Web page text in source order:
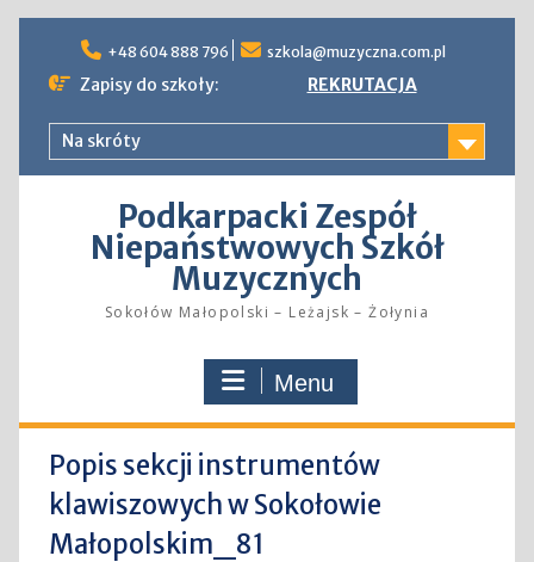
content
+48 604 888 796 szkola@muzyczna.com.pl
Zapisy do szkoły: REKRUTACJA
Na skróty
Podkarpacki Zespół
Niepaństwowych Szkół
Muzycznych
Sokołów Małopolski – Leżajsk – Żołynia
Menu
Popis sekcji instrumentów
klawiszowych w Sokołowie
Małopolskim_81